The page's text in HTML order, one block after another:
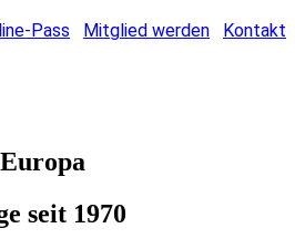
Pass Mitglied werden Kontakt
seit 1970